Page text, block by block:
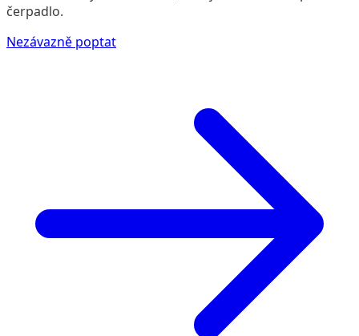
čerpadlo.
Nezávazně poptat